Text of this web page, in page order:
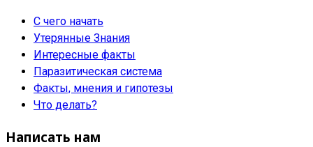
С чего начать
Утерянные Знания
Интересные факты
Паразитическая система
Факты, мнения и гипотезы
Что делать?
Написать нам